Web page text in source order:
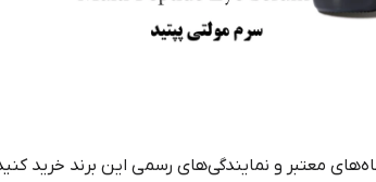
معتبر و نمایندگی‌های رسمی این برند خرید